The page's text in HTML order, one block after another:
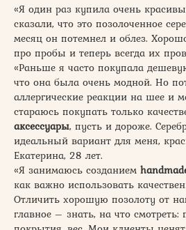
«Я один раз купила очень
сказали, что это позолоченное
месяц он потемнел и облез.
про пробы и теперь всегда их
«Раньше я часто покупала
что она была очень модной. Но
аллергические реакции на шее и
стараюсь покупать только
аксессуары, пусть и дороже.
идеальный вариант для меня,
Екатерина, 28 лет.
«Я занимаюсь созданием
как важно использовать
Отличить хорошую позолоту от
главное – знать, на что смотреть: